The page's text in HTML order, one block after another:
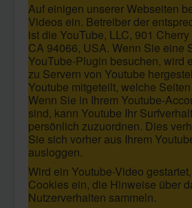
Auf einigen unserer Webseiten
Videos ein. Betreiber der
ist die YouTube, LLC, 901
CA 94066, USA. Wenn Sie eine
YouTube-Plugin besuchen, wird
zu Servern von Youtube
Youtube mitgeteilt, welche
Wenn Sie in Ihrem Youtube-
sind, kann Youtube Ihr
persönlich zuzuordnen. Dies
Sie sich vorher aus Ihrem
ausloggen.
Wird ein Youtube-Video
Cookies ein, die Hinweise über
Nutzerverhalten sammeln.